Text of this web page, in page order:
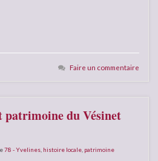
Faire un commentaire
patrimoine du Vésinet
78 - Yvelines histoire locale patrimoine